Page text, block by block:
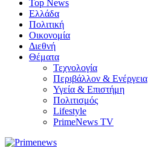
Top News
Ελλάδα
Πολιτική
Οικονομία
Διεθνή
Θέματα
Τεχνολογία
Περιβάλλον & Ενέργεια
Υγεία & Επιστήμη
Πολιτισμός
Lifestyle
PrimeNews TV